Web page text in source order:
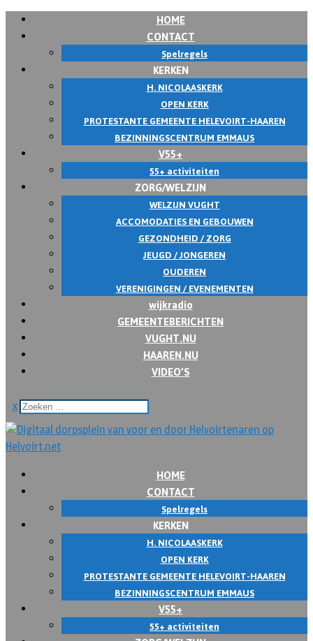
Skip
HOME
CONTACT
Spelregels
KERKEN
H. NICOLAASKERK
OPEN KERK
PROTESTANTE GEMEENTE HELEVOIRT-HAAREN
BEZINNINGSCENTRUM EMMAUS
V55+
55+ activiteiten
ZORG/WELZIJN
WELZIJN VUGHT
ACCOMODATIES EN GEBOUWEN
GEZONDHEID / ZORG
JEUGD / JONGEREN
OUDEREN
VERENIGINGEN / EVENEMENTEN
wijkradio
GEMEENTEBERICHTEN
VUGHT.NU
HAAREN.NU
VIDEO’S
x
HOME
CONTACT
Spelregels
KERKEN
H. NICOLAASKERK
OPEN KERK
PROTESTANTE GEMEENTE HELEVOIRT-HAAREN
BEZINNINGSCENTRUM EMMAUS
V55+
55+ activiteiten